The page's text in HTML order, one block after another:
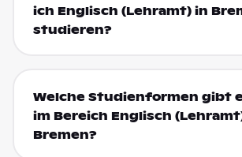
ich Englisch (Lehramt) in
studieren?
Welche Studienformen gibt
im Bereich Englisch
Bremen?